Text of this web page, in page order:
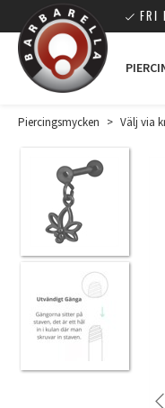
FRI
Piercingsmycken > Välj via